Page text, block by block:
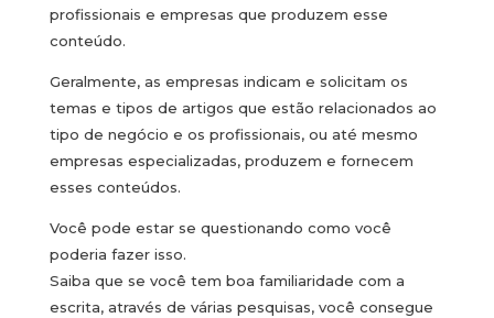
profissionais e empresas que produzem esse
conteúdo.
Geralmente, as empresas indicam e solicitam os
temas e tipos de artigos que estão relacionados ao
tipo de negócio e os profissionais, ou até mesmo
empresas especializadas, produzem e fornecem
esses conteúdos.
Você pode estar se questionando como você
poderia fazer isso.
Saiba que se você tem boa familiaridade com a
escrita, através de várias pesquisas, você consegue